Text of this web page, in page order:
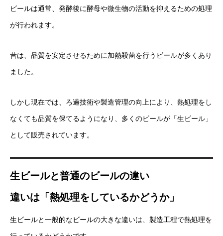
ビールは通常、発酵後に酵母や微生物の活動を抑えるための処理
が行われます。
昔は、品質を安定させるために加熱殺菌を行うビールが多くあり
ました。
しかし現在では、ろ過技術や製造管理の向上により、熱処理をし
なくても品質を保てるようになり、多くのビールが「生ビール」
として販売されています。
生ビールと普通のビールの違い
違いは「熱処理をしているかどうか」
生ビールと一般的なビールの大きな違いは、製造工程で熱処理を